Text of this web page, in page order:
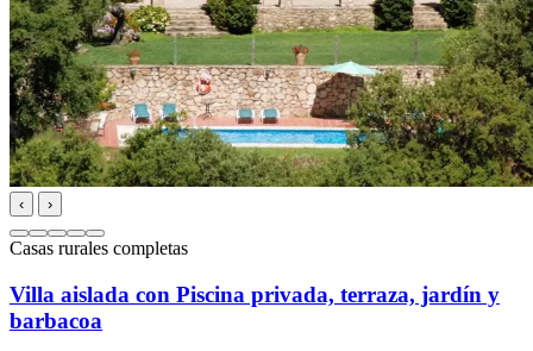
‹ ›
Casas rurales completas
Villa aislada con Piscina privada, terraza, jardín y
barbacoa